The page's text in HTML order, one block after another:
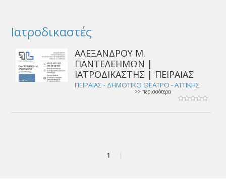
Ιατροδικαστές
ΑΛΕΞΑΝΔΡΟΥ Μ.
ΠΑΝΤΕΛΕΗΜΩΝ |
ΙΑΤΡΟΔΙΚΑΣΤΗΣ | ΠΕΙΡΑΙΑΣ
ΠΕΙΡΑΙΑΣ - ΔΗΜΟΤΙΚΟ ΘΕΑΤΡΟ - ΑΤΤΙΚΗΣ
>> περισσότερα
1